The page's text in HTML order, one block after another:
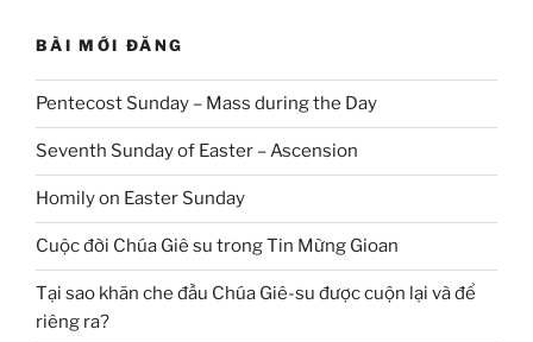
BÀI MỚI ĐĂNG
Pentecost Sunday – Mass during the Day
Seventh Sunday of Easter – Ascension
Homily on Easter Sunday
Cuộc đời Chúa Giê su trong Tin Mừng Gioan
Tại sao khăn che đầu Chúa Giê-su được cuộn lại và để
riêng ra?